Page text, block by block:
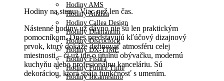
Hodiny AMS
Hodiny Atlanta
Hodiny Callea Design
Hodiny Diamantini
Hodiny Discoclock
Hodiny DX-TIME
Hodiny Fisura
Hodiny Future Time
Hodiny Incantesimo
Hodiny na stenu: Viac než len čas.
Nástenné hodiny už dávno nie sú len praktickým
pomocníkom. Dnes predstavujú kľúčový dizajnový
prvok, ktorý dokáže definovať atmosféru celej
miestnosti – či už ide o útulnú obývačku, modernú
kuchyňu alebo profesionálnu kanceláriu. Sú
dekoráciou, ktorá spája funkčnosť s umením.